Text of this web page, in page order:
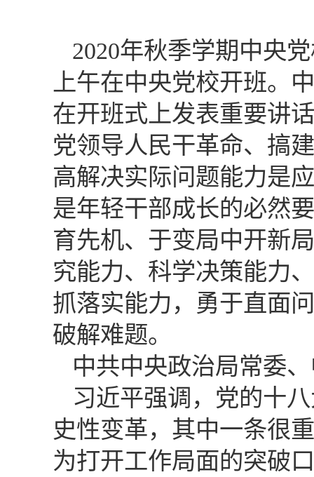
2020年秋季学期中央
上午在中央党校开班。
在开班式上发表重要讲
党领导人民干革命、搞
高解决实际问题能力是
是年轻干部成长的必然
育先机、于变局中开新
究能力、科学决策能力
抓落实能力，勇于直面
破解难题。
中共中央政治局常委
习近平强调，党的十
史性变革，其中一条很
为打开工作局面的突破